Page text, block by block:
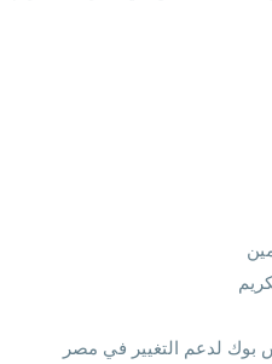
لدعم التغيير في مصر